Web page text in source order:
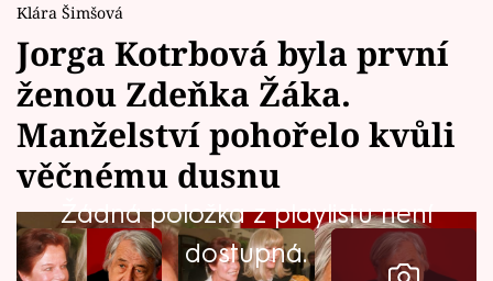
Témata
Celebrity
Vztahy
Seriály
Klára Šimšová
Jorga Kotrbová byla první
ženou Zdeňka Žáka.
Manželství pohořelo kvůli
věčnému dusnu
Žádná položka z playlistu není
dostupná.